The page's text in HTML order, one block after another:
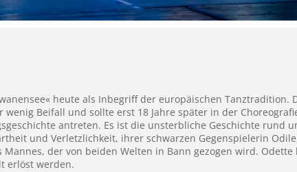
heute als Inbegriff der europäischen
Beifall und sollte erst 18 Jahre ­später in der
antreten. Es ist die unsterbliche Geschichte rund
und Verletzlichkeit, ihrer schwarzen Gegenspielerin
der von beiden Welten in Bann gezogen wird.
erlöst werden.